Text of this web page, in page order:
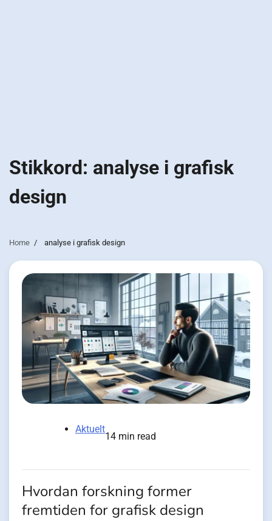
Stikkord: analyse i grafisk
design
Home analyse i grafisk design
Aktuelt
14 min read
Hvordan forskning former
fremtiden for grafisk design